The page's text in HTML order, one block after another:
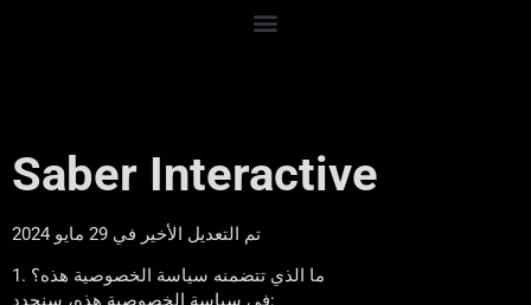
Saber Interactive
تم التعديل الأخير في 29 مايو 2024
1. ما الذي تتضمنه سياسة الخصوصية هذه؟
في سياسة الخصوصية هذه، سنحدد: